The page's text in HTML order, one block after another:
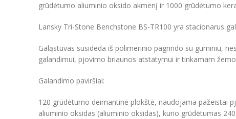
grūdėtumo aliuminio oksido akmenį ir 1000 grūdėtumo
Lansky Tri-Stone Benchstone BS-TR100 yra stacionarus
Galąstuvas susideda iš polimerinio pagrindo su guminiu,
galandimui, pjovimo briaunos atstatymui ir tinkamam
Galandimo paviršiai:
120 grūdėtumo deimantinė plokštė, naudojama pažeistai
aliuminio oksidas (aliuminio oksidas), kurio grūdėtumas